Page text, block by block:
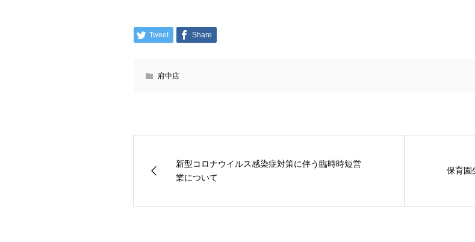
Tweet Share
府中店
新型コロナウイルス感染症対策に伴う臨時時短営
業について
保育園